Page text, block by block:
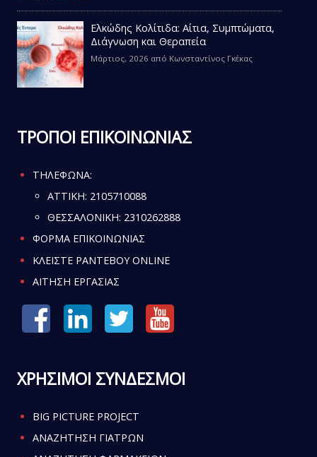
Ελκώδης Κολίτιδα: Αίτια, Συμπτώματα,
Διάγνωση και Θεραπεία
Μάρτιος, 2026 από Κωνσταντίνος Γκέκας
ΤΡΟΠΟΙ ΕΠΙΚΟΙΝΩΝΙΑΣ
ΤΗΛΕΦΩΝΑ:
ATTIKH: 2105710088
ΘΕΣΣΑΛΟΝΙΚΗ: 2310262888
ΦΟΡΜΑ ΕΠΙΚΟΙΝΩΝΙΑΣ
ΚΛΕΙΣΤΕ ΡΑΝΤΕΒΟΥ ONLINE
ΑΙΤΗΣΗ ΕΡΓΑΣΙΑΣ
ΧΡΗΣΙΜΟΙ ΣΥΝΔΕΣΜΟΙ
BIG PICTURE PROJECT
ΑΝΑΖΗΤΗΣΗ ΓΙΑΤΡΩΝ